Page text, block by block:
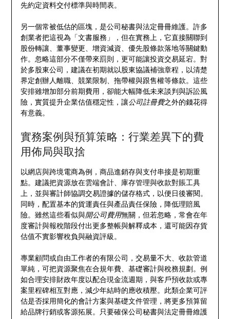
先約定資料交付標準與時間表。
另一個常被低估的區塊，是公司秘書與法定冊冊維護。許多
創業者把這視為「文書服務」，但在實務上，它直接關聯到
股份轉讓、董事變更、增資減資、優先股條款落地等關鍵動
作。忽略這部分不僅帶來罰則，更可能讓投資交易延宕。對
於多股東公司，建議在初期就以股東協議補強章程，以清楚
界定創辦人離職、競業限制、拖帶權與跟售權等條款。這些
安排雖增加部分前期費用，卻能大幅降低未來談判與訴訟風
險，實質提升企業估值穩定性，讓公司註冊費之外的錢花得
有意義。
實務案例與預算策略：行業差異下的費
用佈局與取捨
以網店與跨境電商為例，商品進銷存與支付串接是初期重
點。建議把資源放在雲端會計、庫存管理與收款對賬工具
上，並與審計師協調交易證據的儲存格式，以便日後審閱。
同時，配置基本的貨運責任與產品責任保險，降低理賠風
險。雖然這些看似與開公司費用無關，但若忽略，常會在年
度審計與報稅階段付出更多整帳與解釋成本，還可能因存貨
估值不實影響稅負與融資評級。
專業顧問或自由工作者的有限公司，交易量不大、收款管道
單純，可把資源聚焦在合規年費、基礎審計與稅務規劃。例
如合理安排財政年度以配合現金流週期，與客戶預收款或專
案里程碑相互對應，減少年結時的應收積壓。此類企業可評
估是否採用簡化的會計方案與基礎文件管理，將更多預算留
給品牌行銷或客源拓展。只要確保公司秘書與法定冊冊維護